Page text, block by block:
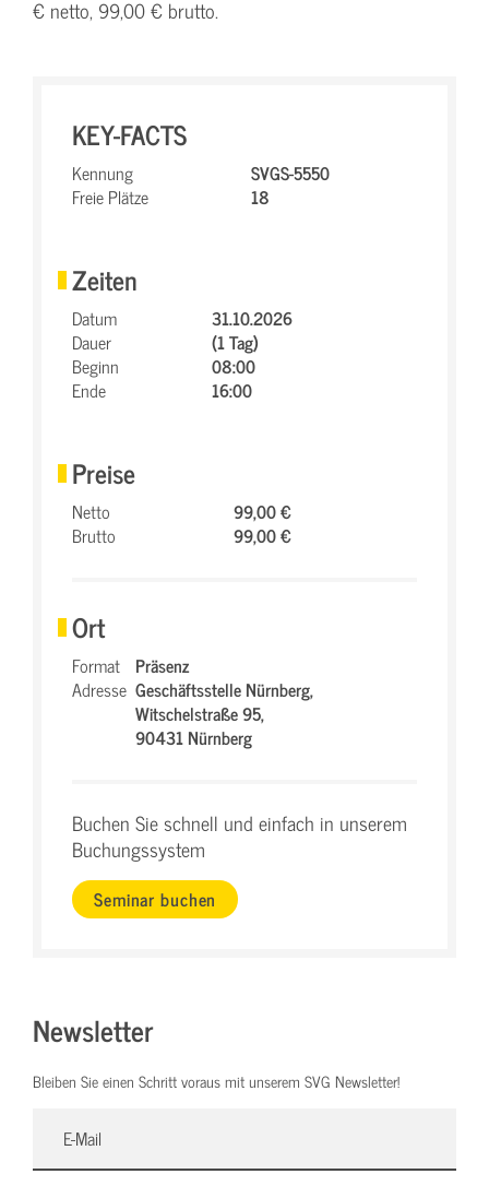
€ netto, 99,00 € brutto.
KEY-FACTS
Kennung
SVGS-5550
Freie Plätze
18
Zeiten
Datum
31.10.2026
Dauer
(1 Tag)
Beginn
08:00
Ende
16:00
Preise
Netto
99,00 €
Brutto
99,00 €
Ort
Format Präsenz
Adresse Geschäftsstelle Nürnberg,
Witschelstraße 95,
90431 Nürnberg
Buchen Sie schnell und einfach in unserem
Buchungssystem
Seminar buchen
Newsletter
Bleiben Sie einen Schritt voraus mit unserem SVG Newsletter!